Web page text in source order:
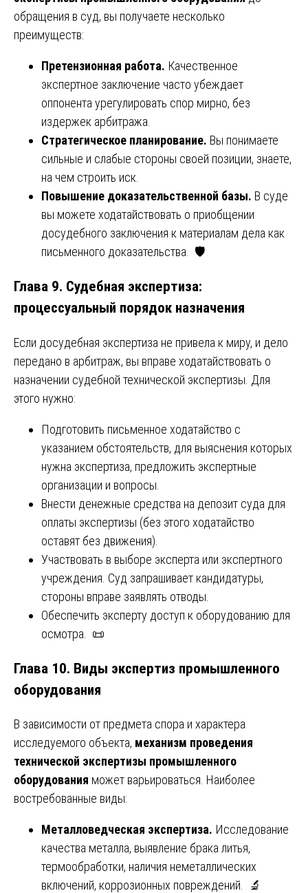
обращения в суд, вы получаете несколько
преимуществ:
Претензионная работа. Качественное
экспертное заключение часто убеждает
оппонента урегулировать спор мирно, без
издержек арбитража.
Стратегическое планирование. Вы понимаете
сильные и слабые стороны своей позиции, знаете,
на чем строить иск.
Повышение доказательственной базы. В суде
вы можете ходатайствовать о приобщении
досудебного заключения к материалам дела как
письменного доказательства. 🛡️
Глава 9. Судебная экспертиза:
процессуальный порядок назначения
Если досудебная экспертиза не привела к миру, и дело
передано в арбитраж, вы вправе ходатайствовать о
назначении судебной технической экспертизы. Для
этого нужно:
Подготовить письменное ходатайство с
указанием обстоятельств, для выяснения которых
нужна экспертиза, предложить экспертные
организации и вопросы.
Внести денежные средства на депозит суда для
оплаты экспертизы (без этого ходатайство
оставят без движения).
Участвовать в выборе эксперта или экспертного
учреждения. Суд запрашивает кандидатуры,
стороны вправе заявлять отводы.
Обеспечить эксперту доступ к оборудованию для
осмотра. 📜
Глава 10. Виды экспертиз промышленного
оборудования
В зависимости от предмета спора и характера
исследуемого объекта, механизм проведения
технической экспертизы промышленного
оборудования может варьироваться. Наиболее
востребованные виды:
Металловедческая экспертиза. Исследование
качества металла, выявление брака литья,
термообработки, наличия неметаллических
включений, коррозионных повреждений. 🔬